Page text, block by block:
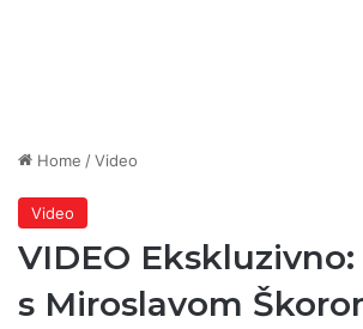
Home /Video
Video
VIDEO
s Miroslavom